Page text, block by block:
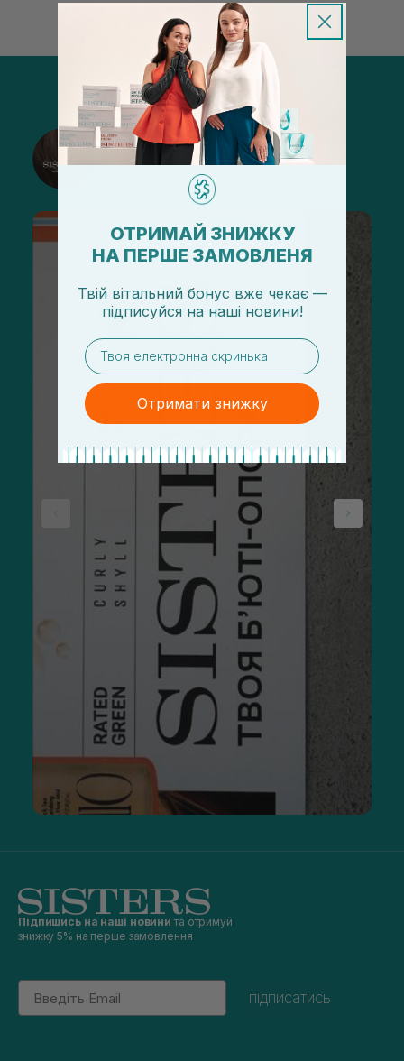
@sisters_stelmakh в Instagram
Підпишись на наші новини та отримуй
знижку 5% на перше замовлення
Email
підписатись
ОТРИМАЙ ЗНИЖКУ
НА ПЕРШЕ ЗАМОВЛЕНЯ
Твій вітальний бонус вже чекає —
підписуйся на наші новини!
email
Отримати знижку